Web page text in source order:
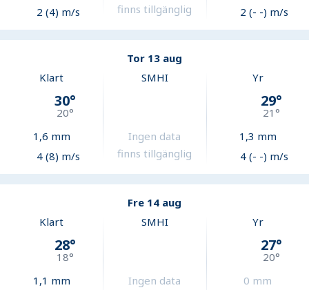
2 (4) m/s
finns tillgänglig
2 (- -) m/s
Tor 13 aug
Klart
30°
20°
1,6 mm
4 (8) m/s
SMHI
Ingen data
finns tillgänglig
Yr
29°
21°
1,3 mm
4 (- -) m/s
Fre 14 aug
Klart
28°
18°
1,1 mm
SMHI
Ingen data
Yr
27°
20°
0 mm